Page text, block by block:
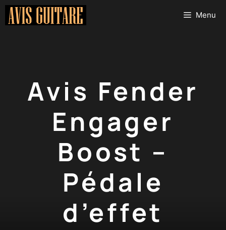
Aller
Menu
Avis Fender
Engager
Boost –
Pédale
d’effet